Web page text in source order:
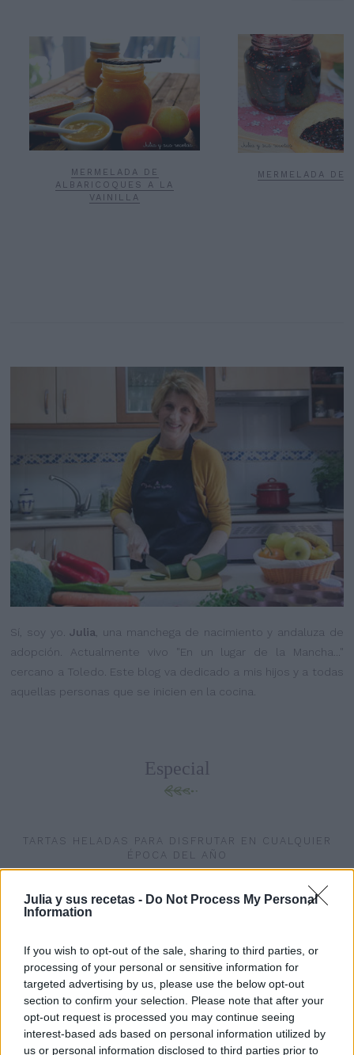
Julia y sus recetas - Do Not Process My Personal
Information
If you wish to opt-out of the sale, sharing to third parties, or
processing of your personal or sensitive information for
targeted advertising by us, please use the below opt-out
section to confirm your selection. Please note that after your
opt-out request is processed you may continue seeing
interest-based ads based on personal information utilized by
us or personal information disclosed to third parties prior to
MERMELADA DE
ALBARICOQUES A LA
VAINILLA
MERMELADA DE
Sí, soy yo.Julia, una manchega de nacimiento y andaluza de
adopción. Actualmente vivo "En un lugar de la Mancha..."
cercano a Toledo. Este blog va dedicado a mis hijos y a todas
aquellas personas que se inicien en la cocina.
Especial
TARTAS HELADAS PARA DISFRUTAR EN CUALQUIER
ÉPOCA DEL AÑO
Tiempo de helados... Es lo que más apetece con el calor,
postres frescos , que nos alivien esa sensación de color que